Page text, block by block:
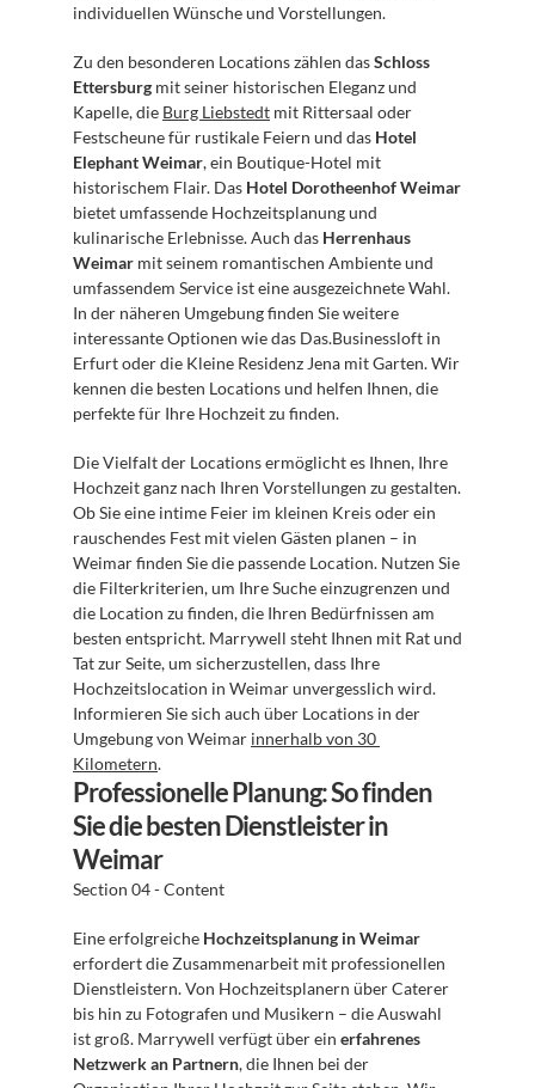
individuellen Wünsche und Vorstellungen.
Zu den besonderen Locations zählen das Schloss
Ettersburg mit seiner historischen Eleganz und
Kapelle, die Burg Liebstedt mit Rittersaal oder
Festscheune für rustikale Feiern und das Hotel
Elephant Weimar, ein Boutique-Hotel mit
historischem Flair. Das Hotel Dorotheenhof Weimar
bietet umfassende Hochzeitsplanung und
kulinarische Erlebnisse. Auch das Herrenhaus
Weimar mit seinem romantischen Ambiente und
umfassendem Service ist eine ausgezeichnete Wahl.
In der näheren Umgebung finden Sie weitere
interessante Optionen wie das Das.Businessloft in
Erfurt oder die Kleine Residenz Jena mit Garten. Wir
kennen die besten Locations und helfen Ihnen, die
perfekte für Ihre Hochzeit zu finden.
Die Vielfalt der Locations ermöglicht es Ihnen, Ihre
Hochzeit ganz nach Ihren Vorstellungen zu gestalten.
Ob Sie eine intime Feier im kleinen Kreis oder ein
rauschendes Fest mit vielen Gästen planen – in
Weimar finden Sie die passende Location. Nutzen Sie
die Filterkriterien, um Ihre Suche einzugrenzen und
die Location zu finden, die Ihren Bedürfnissen am
besten entspricht. Marrywell steht Ihnen mit Rat und
Tat zur Seite, um sicherzustellen, dass Ihre
Hochzeitslocation in Weimar unvergesslich wird.
Informieren Sie sich auch über Locations in der
Umgebung von Weimar innerhalb von 30
Kilometern.
Professionelle Planung: So finden
Sie die besten Dienstleister in
Weimar
Section 04 - Content
Eine erfolgreiche Hochzeitsplanung in Weimar
erfordert die Zusammenarbeit mit professionellen
Dienstleistern. Von Hochzeitsplanern über Caterer
bis hin zu Fotografen und Musikern – die Auswahl
ist groß. Marrywell verfügt über ein erfahrenes
Netzwerk an Partnern, die Ihnen bei der